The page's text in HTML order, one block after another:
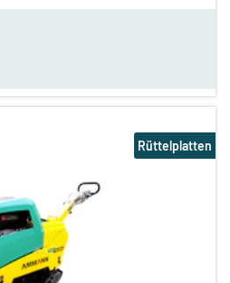
Rüttelplatten